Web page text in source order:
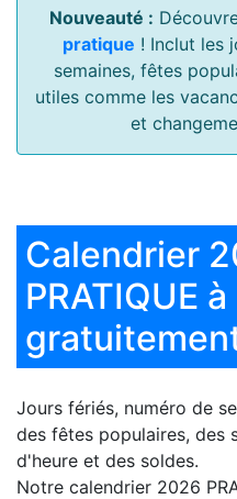
Nouveauté :
pratique ! Inclut les
semaines, fêtes
utiles comme les
et
Calendrier
PRATIQUE
Jours fériés, numéro de
des fêtes populaires, des
d'heure et des soldes.
Notre calendrier 2026